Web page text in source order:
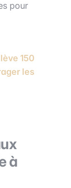
pour
150
les
à